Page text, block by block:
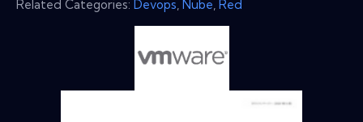
Related Categories: Devops Nube Red